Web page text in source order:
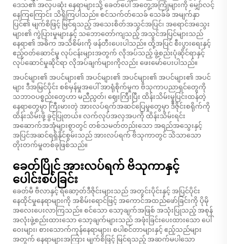
ဒေသ၏ အလှပဆုံး နေရာများသို့ ခေတ်ပေါ် အတွေ့အကြုံများကို မျှော်လင့်
နေကြကြောင်း သိရှိကြပါသည်။ စင်သက်တ်သေခ် သေခ်ခ် အမျက်နှာ
ပြင်၏ မျက်စိဖြင့် မြင်ရသည့် အသေးစိတ်အသွင်အပြင်၊ အရောင်အသွေး
များ၏ ကွဲပြားမှုများနှင့် သဘောတော်ကျသည့် အသွင်အပြင်များသည်
နေရာ၏ အဓိက အသိစိမ်းကို ဖန်တီးပေးပါသည်။ ထို့အပြင် စီးပွားရေးနှင့်
ဧည့်ဝတ်ဆောင်မှု လုပ်ငန်းများအတွက် လိုအပ်သည့် ဖွဲ့စည်းပုံဆိုင်ရာနှင့်
လုပ်ဆောင်မှုဆိုင်ရာ လိုအပ်ချက်များကိုလည်း ဖေးမော်ပေးပါသည်။
အပင်များ၏ အပင်များ၏ အပင်များ၏ အပင်များ၏ အပင်များ၏ အပင်
များ ဒီအမြင်ပိုင်း စစ်မှန်မှုအပေါ် အာရုံစိုက်မှုက ဗိသုကာပညာရှင်တွေကို
သဘာဝပစ္စည်းတွေဟာ မညီညွတ်၊ ဈေးကြီးပြီး ထိန်းသိမ်းမှုပြင်းထန်တဲ့
နေရာတွေမှာ ကြီးမားတဲ့ အားလပ်ရက်အဆင်ပြေမှုတွေမှာ ဒီဇိုင်းစရိုက်ကို
ထိန်းသိမ်းဖို့ ခွင့်ပြုတယ်။ လက်လုပ်အလှအပကို ထိန်းသိမ်းရင်း
အဆောက်အအုံများစွာတွင် တစ်သမတ်တည်းသော အရည်အသွေးနှင့်
အပြင်အဆင်ရရှိနိုင်စွမ်းသည် အားလပ်ရက် ဗိသုကာတွင် သိသာသော
တိုးတက်မှုတစ်ခုဖြစ်သည်။
ခေတ်ပြိုင် အားလပ်ရက် ဗိသုကာနှင့်
ပေါင်းစပ်ခြင်း
ခေတ်မီ ဗီလာနှင့် ရီဆော့တ်ဒီဇိုင်းများသည် အတွင်းပိုင်းနှင့် အပြင်ပိုင်း
နေထိုင်မှုနေရာများကို အစိမ်းရောင်ဖြင့် အကောင်အထည်ဖော်ခြင်းကို ပိုမို
အလေးပေးလာကြသည်။ စင်သော သော့ချက်အဖြစ် အသုံးပြုသည့် အစုန်
အလုံးဖွဲ့စည်းထားသော သော့ချက်များသည် အဖုံးခြင်းပေးထားသော ပေါ်
ဝေးများ၊ စားသောက်ကုန်နေရာများ၊ စပါစင်တာများနှင့် ဧည့်သည်များ
အတွက် နေရာများအကြား မျက်စိဖြင့် မြင်ရသည့် အဆက်မပါသော